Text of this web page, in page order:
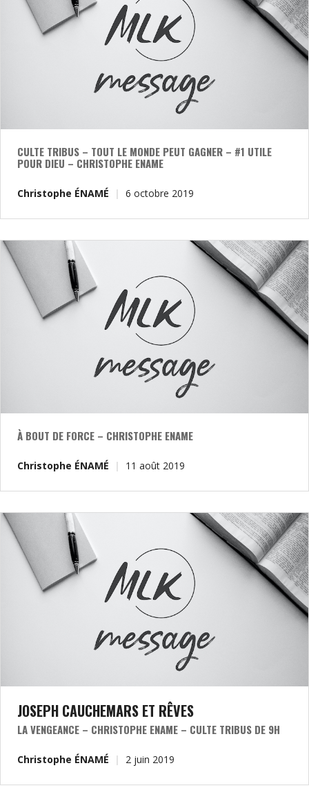
CULTE TRIBUS – TOUT LE MONDE PEUT GAGNER – #1 UTILE
POUR DIEU – CHRISTOPHE ENAME
Christophe ÉNAMÉ 6 octobre 2019
À BOUT DE FORCE – CHRISTOPHE ENAME
Christophe ÉNAMÉ 11 août 2019
JOSEPH CAUCHEMARS ET RÊVES
LA VENGEANCE – CHRISTOPHE ENAME – CULTE TRIBUS DE 9H
Christophe ÉNAMÉ 2 juin 2019